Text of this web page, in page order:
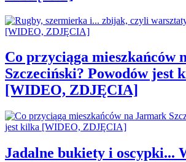
Co przyciąga mieszkańców
Szczeciński? Powodów jest
[WIDEO, ZDJĘCIA]
Jadalne bukiety i oscypki...